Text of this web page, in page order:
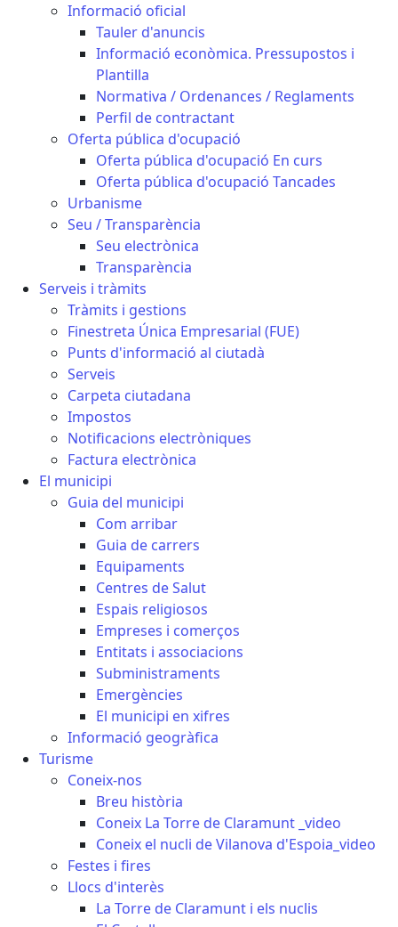
Informació oficial
Tauler d'anuncis
Informació econòmica. Pressupostos i
Plantilla
Normativa / Ordenances / Reglaments
Perfil de contractant
Oferta pública d'ocupació
Oferta pública d'ocupació En curs
Oferta pública d'ocupació Tancades
Urbanisme
Seu / Transparència
Seu electrònica
Transparència
Serveis i tràmits
Tràmits i gestions
Finestreta Única Empresarial (FUE)
Punts d'informació al ciutadà
Serveis
Carpeta ciutadana
Impostos
Notificacions electròniques
Factura electrònica
El municipi
Guia del municipi
Com arribar
Guia de carrers
Equipaments
Centres de Salut
Espais religiosos
Empreses i comerços
Entitats i associacions
Subministraments
Emergències
El municipi en xifres
Informació geogràfica
Turisme
Coneix-nos
Breu història
Coneix La Torre de Claramunt _video
Coneix el nucli de Vilanova d'Espoia_video
Festes i fires
Llocs d'interès
La Torre de Claramunt i els nuclis